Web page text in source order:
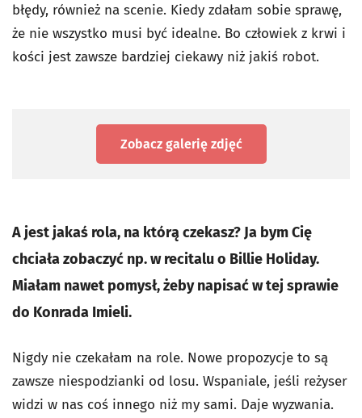
błędy, również na scenie. Kiedy zdałam sobie sprawę,
że nie wszystko musi być idealne. Bo człowiek z krwi i
kości jest zawsze bardziej ciekawy niż jakiś robot.
Zobacz galerię zdjęć
A jest jakaś rola, na którą czekasz? Ja bym Cię
chciała zobaczyć np. w recitalu o Billie Holiday.
Miałam nawet pomysł, żeby napisać w tej sprawie
do Konrada Imieli.
Nigdy nie czekałam na role. Nowe propozycje to są
zawsze niespodzianki od losu. Wspaniale, jeśli reżyser
widzi w nas coś innego niż my sami. Daje wyzwania.